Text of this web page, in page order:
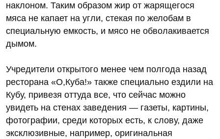
наклоном. Таким образом жир от жарящегося
мяса не капает на угли, стекая по желобам в
специальную емкость, и мясо не обволакивается
дымом.
Учредители открытого менее чем полгода назад
ресторана «О,Куба!» также специально ездили на
Кубу, привезя оттуда все, что сейчас можно
увидеть на стенах заведения — газеты, картины,
фотографии, среди которых есть, к слову, даже
эксклюзивные, например, оригинальная